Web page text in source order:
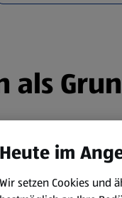
als
Heute im
Wir setzen Cookies und